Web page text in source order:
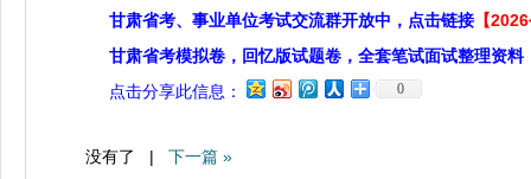
甘肃省考、事业单位考试交流群开放中，点击链接 【
甘肃省考模拟卷，回忆版试题卷，全套笔试面试整理资料
点击分享此信息：
0
没有了 | 下一篇 »